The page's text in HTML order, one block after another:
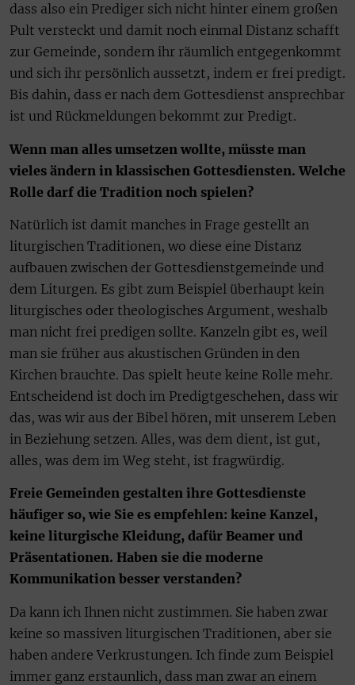
dass also ein Prediger sich nicht hinter einem großen
Pult versteckt und damit noch einmal Distanz schafft
zur Gemeinde, sondern ihr räumlich entgegenkommt
und sich ihr persönlich aussetzt, indem er frei predigt.
Bis dahin, dass er nach dem Gottesdienst ansprechbar
ist und Rückmeldungen bekommt zur Predigt.
Wenn man alles umsetzen wollte, müsste man
vieles ändern in klassischen Gottesdiensten. Welche
Rolle darf die Tradition noch spielen?
Natürlich ist damit manches in Frage gestellt an
liturgischen Traditionen, wo diese eine Distanz
aufbauen zwischen der Gottesdienstgemeinde und
dem Liturgen. Es gibt zum Beispiel überhaupt kein
liturgisches oder theologisches Argument, weshalb
man nicht frei predigen sollte. Kanzeln gibt es, weil
man sie früher aus akustischen Gründen in den
Kirchen brauchte. Das spielt heute keine Rolle mehr.
Entscheidend ist doch im Predigtgeschehen, dass wir
das, was wir aus der Bibel hören, mit unserem Leben
in Beziehung setzen. Alles, was dem dient, ist gut,
alles, was dem im Weg steht, ist fragwürdig.
Freie Gemeinden gestalten ihre Gottesdienste
häufiger so, wie Sie es empfehlen: keine Kanzel,
keine liturgische Kleidung, dafür Beamer und
Präsentationen. Haben sie die moderne
Kommunikation besser verstanden?
Da kann ich Ihnen nicht zustimmen. Sie haben zwar
keine so massiven liturgischen Traditionen, aber sie
haben andere Verkrustungen. Ich finde zum Beispiel
immer ganz erstaunlich, dass man zwar an einem